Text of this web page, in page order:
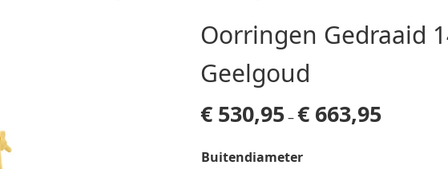
Oorringen Gedraaid
Geelgoud
€ 530,95–€ 663,95
Buitendiameter